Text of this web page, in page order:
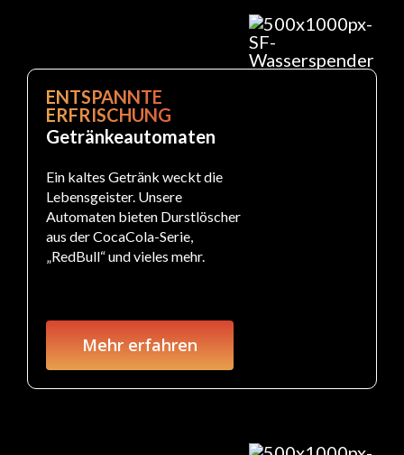
ENTSPANNTE
ERFRISCHUNG
Getränkeautomaten
Ein kaltes Getränk weckt die
Lebensgeister. Unsere
Automaten bieten Durstlöscher
aus der CocaCola-Serie,
„RedBull“ und vieles mehr.
Mehr erfahren